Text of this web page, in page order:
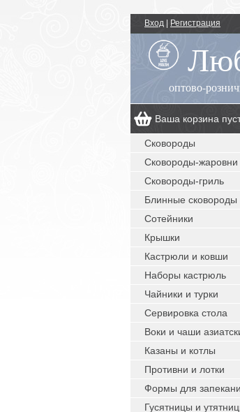
Вход Регистрация
оптово-
Ваша корзина
+7 (495) 518-55-89
заказы с сайта:
Сковороды
Сковороды-жаровни
Сковороды-гриль
Блинные сковороды
Сотейники
Крышки
Кастрюли и ковши
Наборы кастрюль
Чайники и турки
Сервировка стола
Воки и чаши
Казаны и котлы
Противни и лотки
Формы для
Гусятницы и